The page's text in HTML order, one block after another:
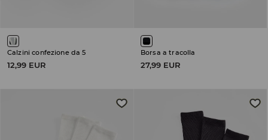
Calzini confezione da 5
12,99 EUR
Borsa a tracolla
27,99 EUR